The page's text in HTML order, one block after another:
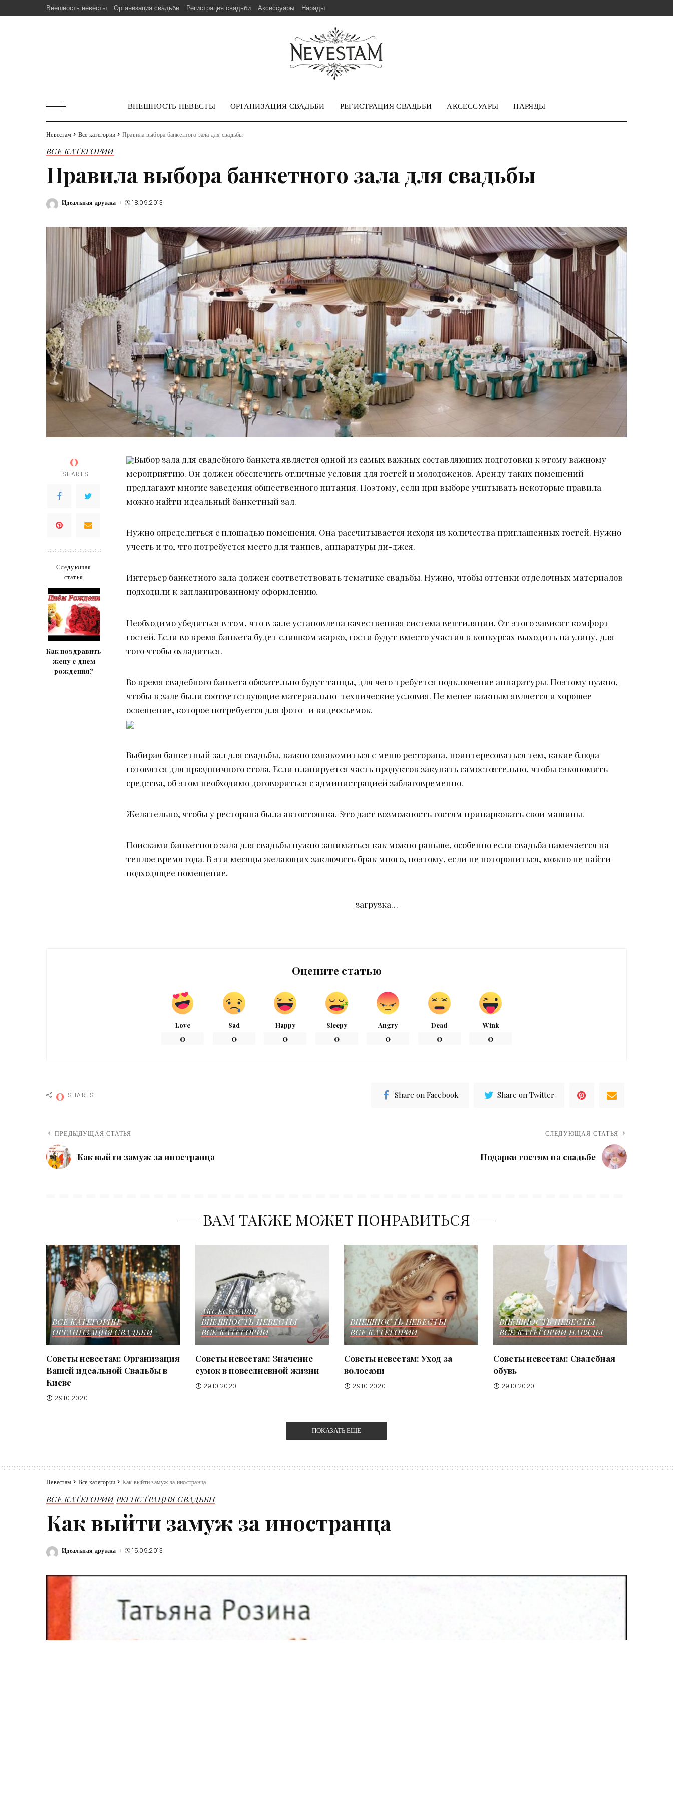
Внешность невесты Организация свадьби Регистрация свадьби Аксессуары Наряды
ВНЕШНОСТЬ НЕВЕСТЫ ОРГАНИЗАЦИЯ СВАДЬБИ РЕГИСТРАЦИЯ СВАДЬБИ АКСЕССУАРЫ НАРЯДЫ
Невестам > Все категории > Правила выбора банкетного зала для свадьбы
ВСЕ КАТЕГОРИИ
Правила выбора банкетного зала для свадьбы
Posted
Идеальная дружка 18.09.2013
0
SHARES
Следующая
статья
Как поздравить
жену с днем
рождения?
Выбор зала для свадебного банкета является одной из самых важных составляющих подготовки к этому важному
мероприятию. Он должен обеспечить отличные условия для гостей и молодоженов. Аренду таких помещений
предлагают многие заведения общественного питания. Поэтому, если при выборе учитывать некоторые правила
можно найти идеальный банкетный зал.
Нужно определиться с площадью помещения. Она рассчитывается исходя из количества приглашенных гостей. Нужно
учесть и то, что потребуется место для танцев, аппаратуры ди-джея.
Интерьер банкетного зала должен соответствовать тематике свадьбы. Нужно, чтобы оттенки отделочных материалов
подходили к запланированному оформлению.
Необходимо убедиться в том, что в зале установлена качественная система вентиляции. От этого зависит комфорт
гостей. Если во время банкета будет слишком жарко, гости будут вместо участия в конкурсах выходить на улицу, для
того чтобы охладиться.
Во время свадебного банкета обязательно будут танцы, для чего требуется подключение аппаратуры. Поэтому нужно,
чтобы в зале были соответствующие материально-технические условия. Не менее важным является и хорошее
освещение, которое потребуется для фото- и видеосъемок.
Выбирая банкетный зал для свадьбы, важно ознакомиться с меню ресторана, поинтересоваться тем, какие блюда
готовятся для праздничного стола. Если планируется часть продуктов закупать самостоятельно, чтобы сэкономить
средства, об этом необходимо договориться с администрацией заблаговременно.
Желательно, чтобы у ресторана была автостоянка. Это даст возможность гостям припарковать свои машины.
Поисками банкетного зала для свадьбы нужно заниматься как можно раньше, особенно если свадьба намечается на
теплое время года. В эти месяцы желающих заключить брак много, поэтому, если не поторопиться, можно не найти
подходящее помещение.
загрузка…
Оцените статью
Love
0
Sad
0
Happy
0
Sleepy
0
Angry
0
Dead
0
Wink
0
0 SHARES Share on Facebook Share on Twitter
ПРЕДЫДУЩАЯ СТАТЬЯ
Как выйти замуж за иностранца
СЛЕДУЮЩАЯ СТАТЬЯ
Подарки гостям на свадьбе
ВАМ ТАКЖЕ МОЖЕТ ПОНРАВИТЬСЯ
ВСЕ КАТЕГОРИИ
ОРГАНИЗАЦИЯ СВАДЬБИ
Советы невестам: Организация
Вашей идеальной Свадьбы в
Киеве
29.10.2020
АКСЕССУАРЫ
ВНЕШНОСТЬ НЕВЕСТЫ
ВСЕ КАТЕГОРИИ
Советы невестам: Значение
сумок в повседневной жизни
29.10.2020
ВНЕШНОСТЬ НЕВЕСТЫ
ВСЕ КАТЕГОРИИ
Советы невестам: Уход за
волосами
29.10.2020
ВНЕШНОСТЬ НЕВЕСТЫ
ВСЕ КАТЕГОРИИ НАРЯДЫ
Советы невестам: Свадебная
обувь
29.10.2020
ПОКАЗАТЬ ЕЩЕ
Невестам > Все категории > Как выйти замуж за иностранца
ВСЕ КАТЕГОРИИ РЕГИСТРАЦИЯ СВАДЬБИ
Как выйти замуж за иностранца
Posted
Идеальная дружка 15.09.2013